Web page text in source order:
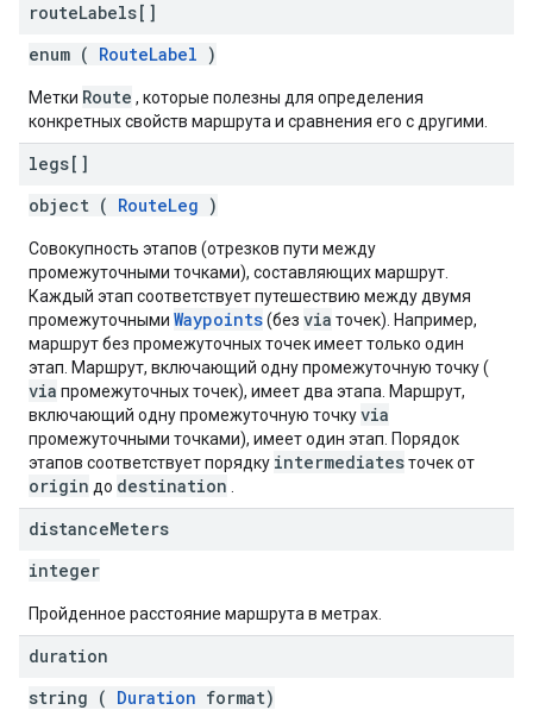
routeLabels[]
enum ( RouteLabel )
Метки Route , которые полезны для определения
конкретных свойств маршрута и сравнения его с другими.
legs[]
object ( RouteLeg )
Совокупность этапов (отрезков пути между
промежуточными точками), составляющих маршрут.
Каждый этап соответствует путешествию между двумя
промежуточными Waypoints(без via точек). Например,
маршрут без промежуточных точек имеет только один
этап. Маршрут, включающий одну промежуточную точку (
via промежуточных точек), имеет два этапа. Маршрут,
включающий одну промежуточную точкуvia
промежуточными точками), имеет один этап. Порядок
этапов соответствует порядку intermediatesточек от
origin до destination
distanceMeters
integer
Пройденное расстояние маршрута в метрах.
duration
string ( Duration format)